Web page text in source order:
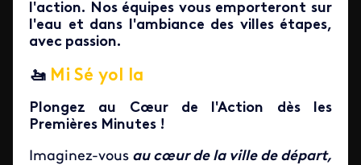
l'action. Nos équipes vous emporteront sur
l'eau et dans l'ambiance des villes étapes,
avec passion.
🚤 Mi Sé yol la
Plongez au Cœur de l'Action dès les
Premières Minutes !
Imaginez-vous au cœur de la ville de départ,